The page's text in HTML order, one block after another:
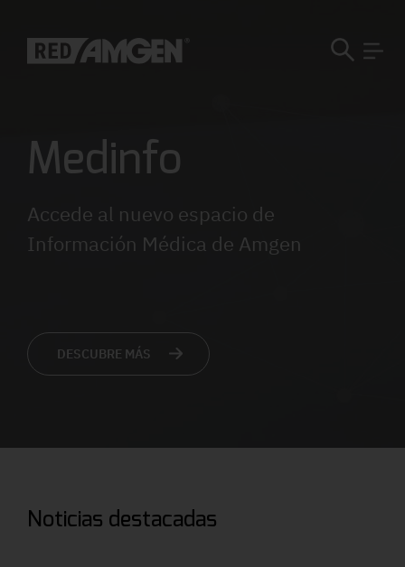
Medinfo
Accede al nuevo espacio de
Información Médica de Amgen
DESCUBRE MÁS
Noticias destacadas